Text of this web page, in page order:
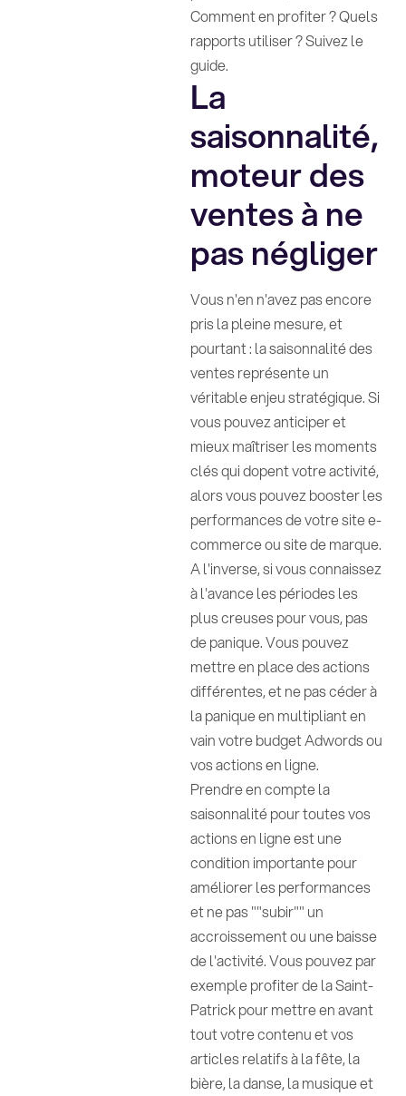
Comment en profiter ? Quels
rapports utiliser ? Suivez le
guide.
La
saisonnalité,
moteur des
ventes à ne
pas négliger
Vous n'en n'avez pas encore
pris la pleine mesure, et
pourtant : la saisonnalité des
ventes représente un
véritable enjeu stratégique. Si
vous pouvez anticiper et
mieux maîtriser les moments
clés qui dopent votre activité,
alors vous pouvez booster les
performances de votre site e-
commerce ou site de marque.
A l'inverse, si vous connaissez
à l'avance les périodes les
plus creuses pour vous, pas
de panique. Vous pouvez
mettre en place des actions
différentes, et ne pas céder à
la panique en multipliant en
vain votre budget Adwords ou
vos actions en ligne.
Prendre en compte la
saisonnalité pour toutes vos
actions en ligne est une
condition importante pour
améliorer les performances
et ne pas ""subir"" un
accroissement ou une baisse
de l'activité. Vous pouvez par
exemple profiter de la Saint-
Patrick pour mettre en avant
tout votre contenu et vos
articles relatifs à la fête, la
bière, la danse, la musique et